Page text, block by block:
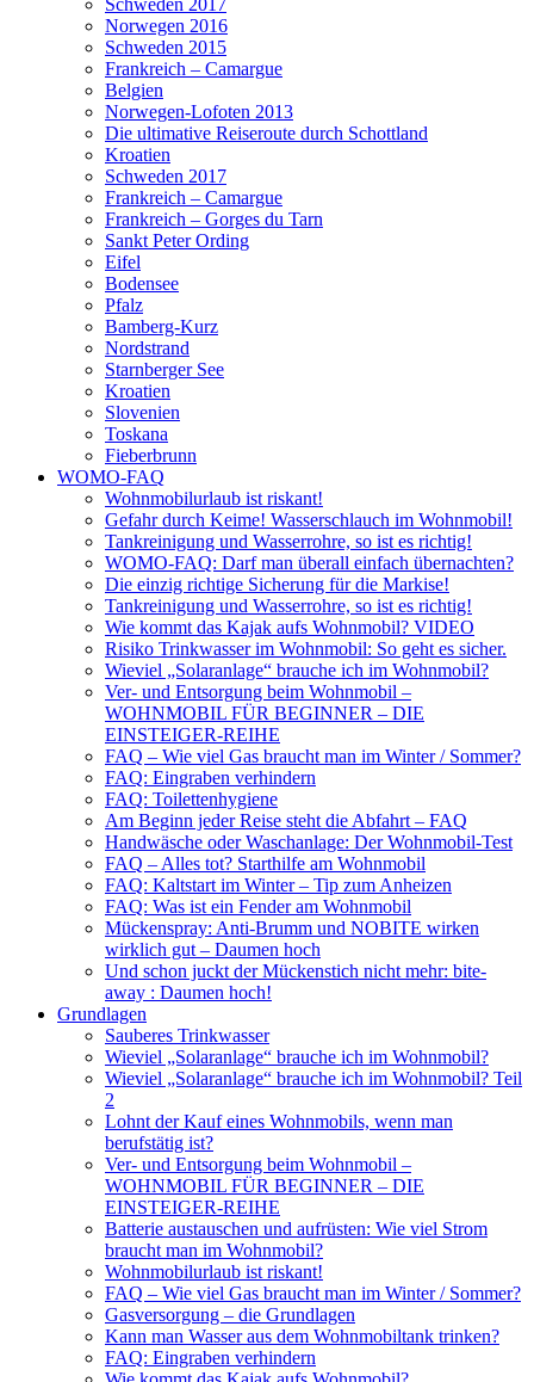
Norwegen 2016
Schweden 2015
Frankreich – Camargue
Belgien
Norwegen-Lofoten 2013
Die ultimative Reiseroute durch Schottland
Kroatien
Schweden 2017
Frankreich – Camargue
Frankreich – Gorges du Tarn
Sankt Peter Ording
Eifel
Bodensee
Pfalz
Bamberg-Kurz
Nordstrand
Starnberger See
Kroatien
Slovenien
Toskana
Fieberbrunn
WOMO-FAQ
Wohnmobilurlaub ist riskant!
Gefahr durch Keime! Wasserschlauch im Wohnmobil!
Tankreinigung und Wasserrohre, so ist es richtig!
WOMO-FAQ: Darf man überall einfach übernachten?
Die einzig richtige Sicherung für die Markise!
Tankreinigung und Wasserrohre, so ist es richtig!
Wie kommt das Kajak aufs Wohnmobil? VIDEO
Risiko Trinkwasser im Wohnmobil: So geht es sicher.
Wieviel „Solaranlage“ brauche ich im Wohnmobil?
Ver- und Entsorgung beim Wohnmobil –
WOHNMOBIL FÜR BEGINNER – DIE
EINSTEIGER-REIHE
FAQ – Wie viel Gas braucht man im Winter / Sommer?
FAQ: Eingraben verhindern
FAQ: Toilettenhygiene
Am Beginn jeder Reise steht die Abfahrt – FAQ
Handwäsche oder Waschanlage: Der Wohnmobil-Test
FAQ – Alles tot? Starthilfe am Wohnmobil
FAQ: Kaltstart im Winter – Tip zum Anheizen
FAQ: Was ist ein Fender am Wohnmobil
Mückenspray: Anti-Brumm und NOBITE wirken
wirklich gut – Daumen hoch
Und schon juckt der Mückenstich nicht mehr: bite-
away : Daumen hoch!
Grundlagen
Sauberes Trinkwasser
Wieviel „Solaranlage“ brauche ich im Wohnmobil?
Wieviel „Solaranlage“ brauche ich im Wohnmobil? Teil
2
Lohnt der Kauf eines Wohnmobils, wenn man
berufstätig ist?
Ver- und Entsorgung beim Wohnmobil –
WOHNMOBIL FÜR BEGINNER – DIE
EINSTEIGER-REIHE
Batterie austauschen und aufrüsten: Wie viel Strom
braucht man im Wohnmobil?
Wohnmobilurlaub ist riskant!
FAQ – Wie viel Gas braucht man im Winter / Sommer?
Gasversorgung – die Grundlagen
Kann man Wasser aus dem Wohnmobiltank trinken?
FAQ: Eingraben verhindern